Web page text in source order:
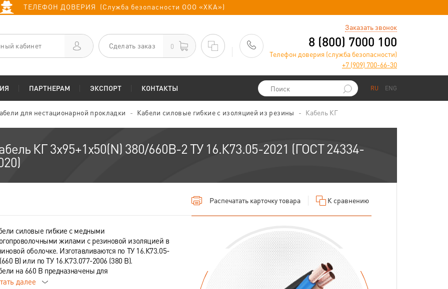
ТЕЛЕФОН ДОВЕРИЯ (Служба безопасности ООО «ХКА»)
кабинет Сделать заказ 0
Заказать звонок
8 (800) 7000 100
Телефон доверия (служба безопасности)
+7 (909) 700-66-30
ПАРТНЕРАМ ЭКСПОРТ КОНТАКТЫ RU ENG
для нестационарной прокладки Кабели силовые гибкие с изоляцией из резины Кабель КГ
КГ 3х95+1х50(N) 380/660В-2 ТУ 16.К73.05-2021 (ГОСТ 24334-
Распечатать карточку товара К сравнению
силовые гибкие с медными
жилами с резиновой изоляцией в
оболочке. Изготавливаются по ТУ 16.К73.05-
В) или по ТУ 16.К73.077-2006 (380 В).
на 660 В предназначены для
далее